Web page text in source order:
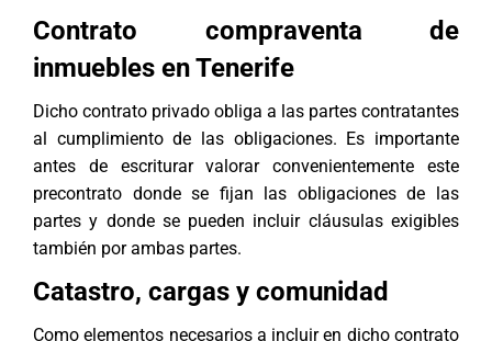
Contrato compraventa de
inmuebles en Tenerife
Dicho contrato privado obliga a las partes contratantes
al cumplimiento de las obligaciones. Es importante
antes de escriturar valorar convenientemente este
precontrato donde se fijan las obligaciones de las
partes y donde se pueden incluir cláusulas exigibles
también por ambas partes.
Catastro, cargas y comunidad
Como elementos necesarios a incluir en dicho contrato